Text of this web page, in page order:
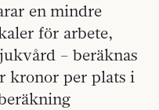
en mindre
för arbete,
– beräknas
kronor per plats i